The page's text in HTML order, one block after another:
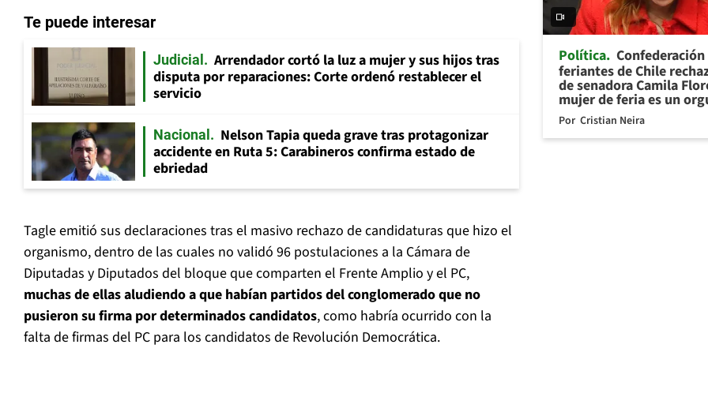
Te puede interesar
Judicial
Arrendador cortó la luz a mujer y sus hijos tras
disputa por reparaciones: Corte ordenó restablecer el
servicio
Nacional
Nelson Tapia queda grave tras protagonizar
accidente en Ruta 5: Carabineros confirma estado de
ebriedad
Tagle emitió sus declaraciones tras el masivo rechazo de candidaturas que hizo el
organismo, dentro de las cuales no validó 96 postulaciones a la Cámara de
Diputadas y Diputados del bloque que comparten el Frente Amplio y el PC,
muchas de ellas aludiendo a que habían partidos del conglomerado que no
pusieron su firma por determinados candidatos, como habría ocurrido con la
falta de firmas del PC para los candidatos de Revolución Democrática.
Política Confederación
feriantes de Chile
de senadora Camila
mujer de feria es un
Por Cristian Neira